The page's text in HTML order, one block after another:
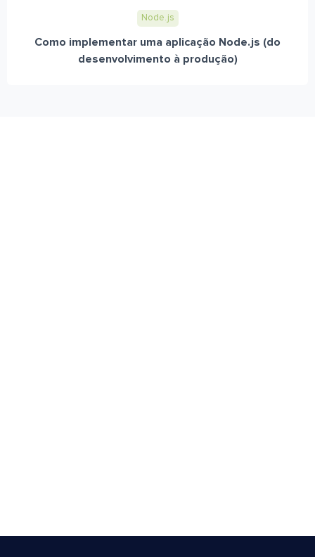
Node.js
Como implementar uma aplicação Node.js (do
desenvolvimento à produção)